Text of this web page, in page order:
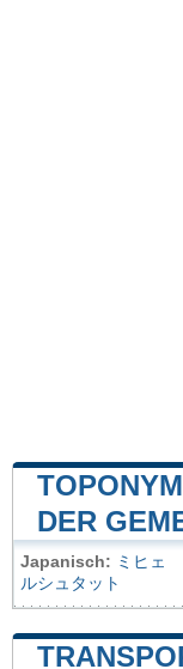
DER
Japanisch: ミヒェ
ルシュタット